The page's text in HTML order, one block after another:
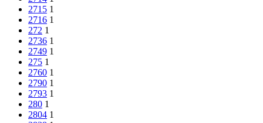
2715 1
2716 1
272 1
2736 1
2749 1
275 1
2760 1
2790 1
2793 1
280 1
2804 1